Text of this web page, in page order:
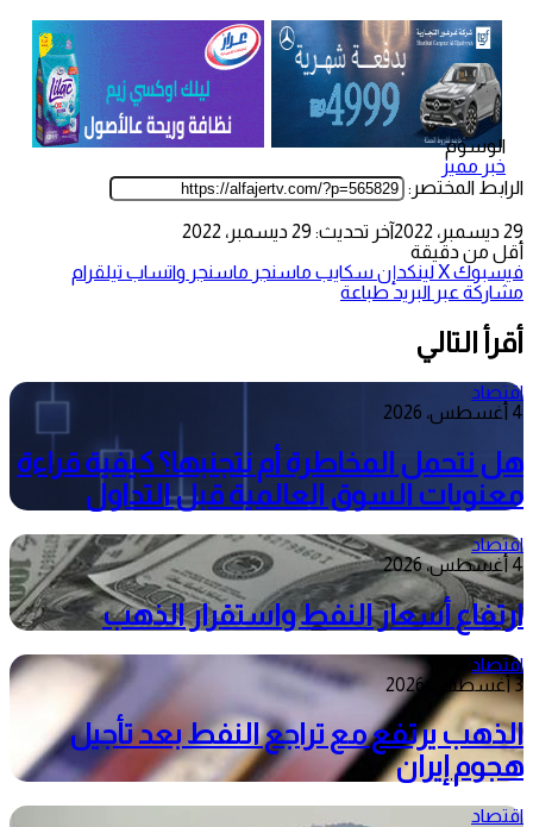
الوسوم
خبر مميز
الرابط المختصر:
29 ديسمبر، 2022
آخر تحديث: 29 ديسمبر، 2022
أقل من دقيقة
فيسبوك‫Xلينكدإن سكايب ماسنجر ماسنجر واتساب تيلقرام
مشاركة عبر البريد طباعة
أقرأ التالي
اقتصاد
4 أغسطس، 2026
هل نتحمل المخاطرة أم نتجنبها؟ كيفية قراءة
معنويات السوق العالمية قبل التداول
اقتصاد
4 أغسطس، 2026
ارتفاع أسعار النفط واستقرار الذهب
اقتصاد
3 أغسطس، 2026
الذهب يرتفع مع تراجع النفط بعد تأجيل
هجوم إيران
اقتصاد